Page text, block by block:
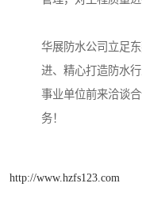
华展防水公司立足
进、精心打造防水
事业单位前来洽谈
务！
http://www.hzfs123.com